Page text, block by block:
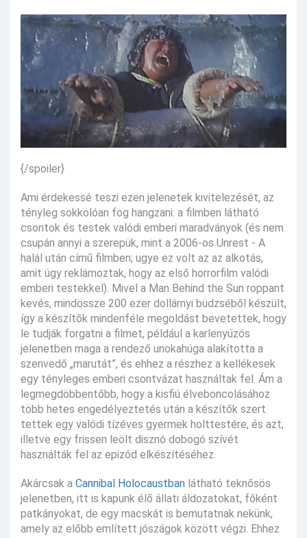
{/spoiler}
Ami érdekessé teszi ezen jelenetek kivitelezését, az
tényleg sokkolóan fog hangzani: a filmben látható
csontok és testek valódi emberi maradványok (és nem
csupán annyi a szerepük, mint a 2006-os Unrest - A
halál után című filmben; ugye ez volt az az alkotás,
amit úgy reklámoztak, hogy az első horrorfilm valódi
emberi testekkel). Mivel a Man Behind the Sun roppant
kevés, mindössze 200 ezer dollárnyi büdzséből készült,
így a készítők mindenféle megoldást bevetettek, hogy
le tudják forgatni a filmet, például a karlenyúzós
jelenetben maga a rendező unokahúga alakította a
szenvedő „marutát”, és ehhez a részhez a kellékesek
egy tényleges emberi csontvázat használtak fel. Ám a
legmegdöbbentőbb, hogy a kisfiú élveboncolásához
több hetes engedélyeztetés után a készítők szert
tettek egy valódi tízéves gyermek holttestére, és azt,
illetve egy frissen leölt disznó dobogó szívét
használták fel az epizód elkészítéséhez.
Akárcsak a Cannibal Holocaustban látható teknősös
jelenetben, itt is kapunk élő állati áldozatokat, főként
patkányokat, de egy macskát is bemutatnak nekünk,
amely az előbb említett jószágok között végzi. Ehhez